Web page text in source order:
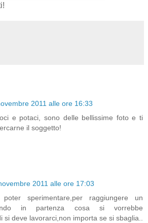
2011 alle ore 16:33
e potaci, sono delle bellissime foto e ti
il soggetto!
2011 alle ore 17:03
sperimentare,per raggiungere un
in partenza cosa si vorrebbe
si deve lavorarci,non importa se si sbaglia..